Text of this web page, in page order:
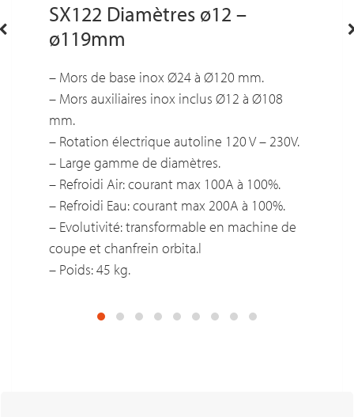
SX122 Diamètres ø12 –
ø119mm
– Mors de base inox Ø24 à Ø120 mm.
– Mors auxiliaires inox inclus Ø12 à Ø108
mm.
– Rotation électrique autoline 120 V – 230V.
– Large gamme de diamètres.
– Refroidi Air: courant max 100A à 100%.
– Refroidi Eau: courant max 200A à 100%.
– Evolutivité: transformable en machine de
coupe et chanfrein orbita.l
– Poids: 45 kg.